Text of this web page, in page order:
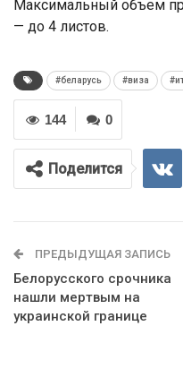
Максимальный объем
— до 4 листов.
#беларусь #виза
0
144
Поделится
ПРЕДЫДУЩАЯ ЗАПИСЬ
Белорусского срочника
нашли мертвым на
украинской границе